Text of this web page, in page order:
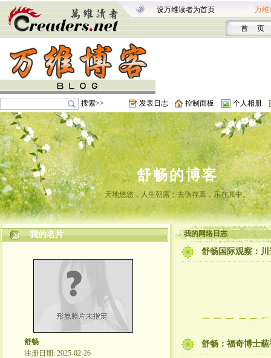
设万维读者为首页 万维
首 页
搜索>> 发表日志 控制面板 个人相册
舒畅的博客
天地悠悠，人生朝露；去伪存真，乐在其中。
我的名片
舒畅
注册日期: 2025-02-26
我的网络日志
舒畅国际观察：
舒畅：福奇博士